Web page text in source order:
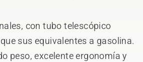
con tubo telescópico
sus equivalentes a gasolina.
peso, excelente ergonomía y